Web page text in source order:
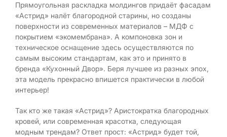
Прямоугольная раскладка молдингов придаёт фасадам
«Астрид» налёт благородной старины, но созданы
поверхности из современных материалов – МДФ с
покрытием «экомембрана». А компоновка зон и
техническое оснащение здесь осуществляются по
самым высоким стандартам, как это и принято в
бренда «Кухонный Двор». Беря лучшее из разных эпох,
эта модель прекрасно впишется практически в любой
интерьер!
Так кто же такая «Астрид»? Аристократка благородных
кровей, или современная красотка, следующая
модным трендам? Ответ прост: «Астрид» будет той,